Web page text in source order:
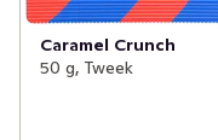
Caramel Crunch
50 g, Tweek